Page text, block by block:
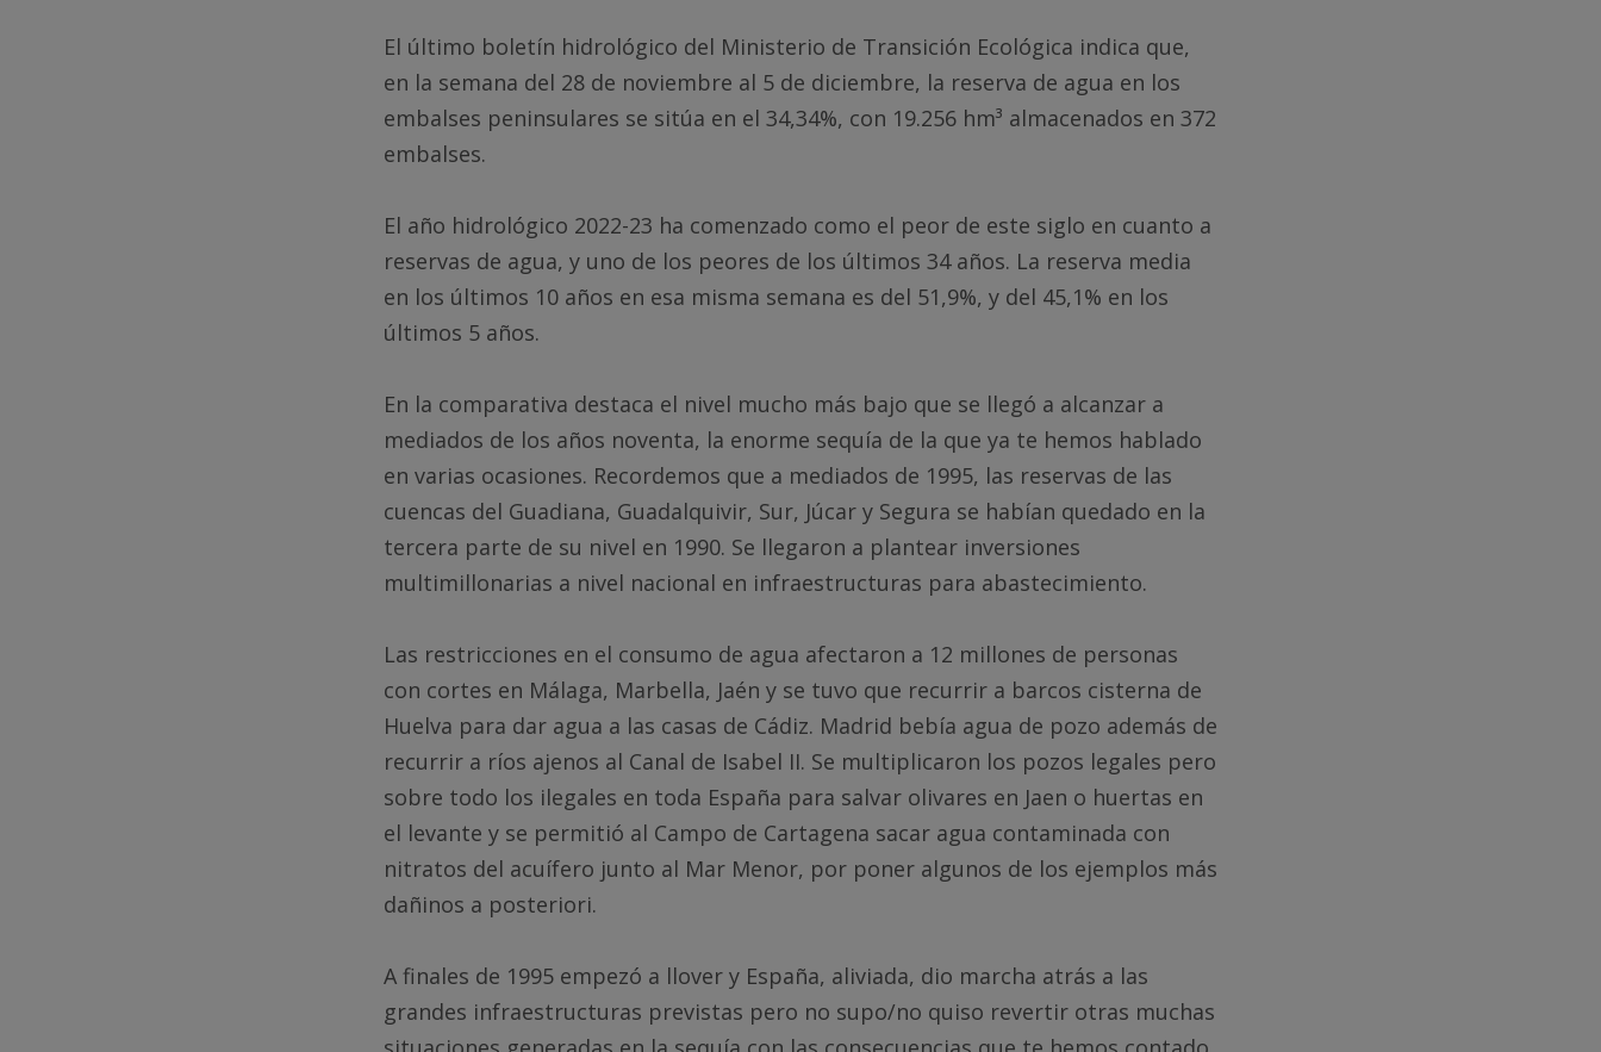
El último boletín hidrológico del Ministerio de Transición Ecológica indica que,
en la semana del 28 de noviembre al 5 de diciembre, la reserva de agua en los
embalses peninsulares se sitúa en el 34,34%, con 19.256 hm³ almacenados en 372
embalses.
El año hidrológico 2022-23 ha comenzado como el peor de este siglo en cuanto a
reservas de agua, y uno de los peores de los últimos 34 años. La reserva media
en los últimos 10 años en esa misma semana es del 51,9%, y del 45,1% en los
últimos 5 años.
En la comparativa destaca el nivel mucho más bajo que se llegó a alcanzar a
mediados de los años noventa, la enorme sequía de la que ya te hemos hablado
en varias ocasiones. Recordemos que a mediados de 1995, las reservas de las
cuencas del Guadiana, Guadalquivir, Sur, Júcar y Segura se habían quedado en la
tercera parte de su nivel en 1990. Se llegaron a plantear inversiones
multimillonarias a nivel nacional en infraestructuras para abastecimiento.
Las restricciones en el consumo de agua afectaron a 12 millones de personas
con cortes en Málaga, Marbella, Jaén y se tuvo que recurrir a barcos cisterna de
Huelva para dar agua a las casas de Cádiz. Madrid bebía agua de pozo además de
recurrir a ríos ajenos al Canal de Isabel II. Se multiplicaron los pozos legales pero
sobre todo los ilegales en toda España para salvar olivares en Jaen o huertas en
el levante y se permitió al Campo de Cartagena sacar agua contaminada con
nitratos del acuífero junto al Mar Menor, por poner algunos de los ejemplos más
dañinos a posteriori.
A finales de 1995 empezó a llover y España, aliviada, dio marcha atrás a las
grandes infraestructuras previstas pero no supo/no quiso revertir otras muchas